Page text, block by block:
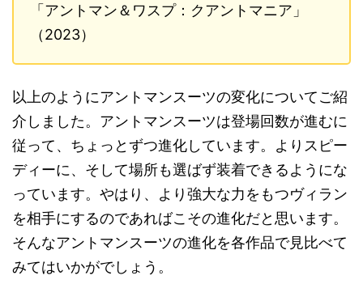
「アントマン＆ワスプ：クアントマニア」
（2023）
以上のようにアントマンスーツの変化についてご紹
介しました。アントマンスーツは登場回数が進むに
従って、ちょっとずつ進化しています。よりスピー
ディーに、そして場所も選ばず装着できるようにな
っています。やはり、より強大な力をもつヴィラン
を相手にするのであればこその進化だと思います。
そんなアントマンスーツの進化を各作品で見比べて
みてはいかがでしょう。